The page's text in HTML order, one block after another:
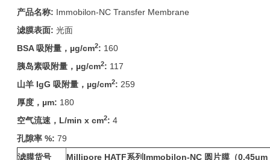
产品名称: Immobilon-NC Transfer Membrane
滤膜表面: 光面
BSA吸附量，µg/cm2: 160
胰岛素吸附量，µg/cm2: 117
山羊 IgG 吸附量，µg/cm2: 259
厚度，µm: 180
空气流速，L/min x cm2: 4
孔隙率 %: 79
滤膜货号
Millipore HATF系列Immobilon-NC 圆片膜（0.45um